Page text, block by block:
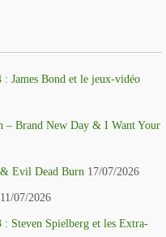
James Bond et le jeux-vidéo
– Brand New Day & I Want Your
& Evil Dead Burn 17/07/2026
11/07/2026
: Steven Spielberg et les Extra-